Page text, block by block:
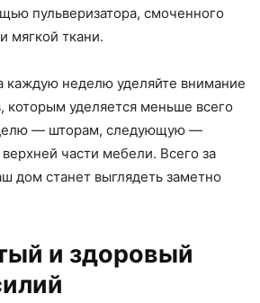
пульверизатора, смоченного
мягкой ткани.
каждую неделю уделяйте внимание
которым уделяется меньше всего
— шторам, следующую —
части мебели. Всего за
дом станет выглядеть заметно
и здоровый